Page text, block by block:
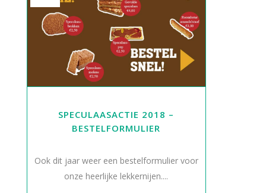
SPECULAASACTIE 2018 –
BESTELFORMULIER
Ook dit jaar weer een bestelformulier voor
onze heerlijke lekkernijen....